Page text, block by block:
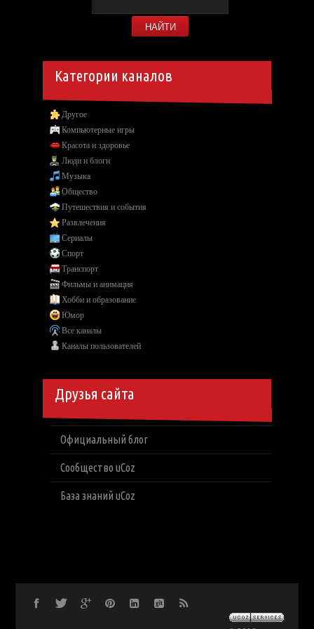
Категории каналов
Другое
Компьютерные игры
Красота и здоровье
Люди и блоги
Музыка
Общество
Путешествия и события
Развлечения
Сериалы
Спорт
Транспорт
Фильмы и анимация
Хобби и образование
Юмор
Все каналы
Каналы пользователей
Друзья сайта
Официальный блог
Сообщество uCoz
База знаний uCoz